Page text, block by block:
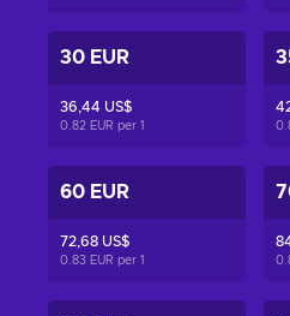
30 EUR
36,44 US$
0.82 EUR per 1
60 EUR
72,68 US$
0.83 EUR per 1